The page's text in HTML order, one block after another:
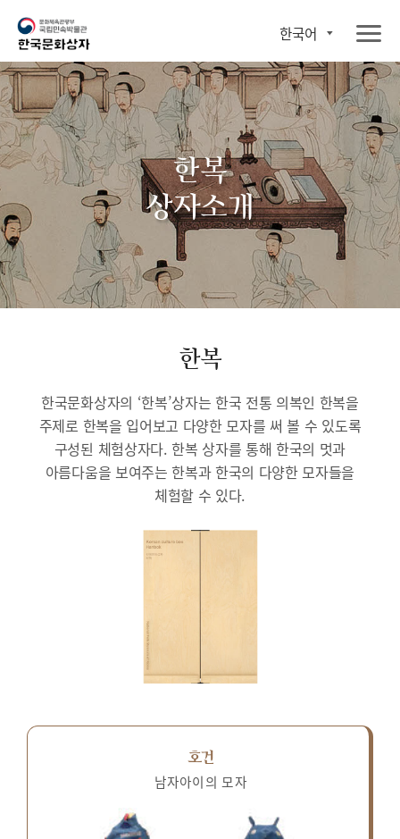
한국어
한복
상자소개
한복
한국문화상자의 ‘한복’상자는 한국 전통 의복인 한복을
주제로 한복을 입어보고 다양한 모자를 써 볼 수 있도록
구성된 체험상자다. 한복 상자를 통해 한국의 멋과
아름다움을 보여주는 한복과 한국의 다양한 모자들을
체험할 수 있다.
호건
남자아이의 모자